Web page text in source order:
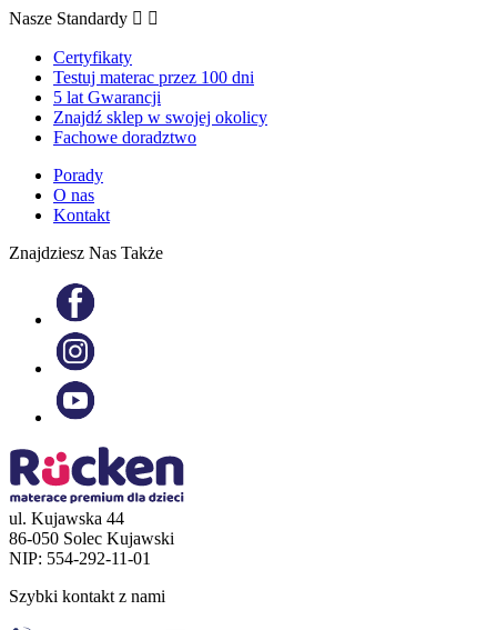
Nasze Standardy  
Certyfikaty
Testuj materac przez 100 dni
5 lat Gwarancji
Znajdź sklep w swojej okolicy
Fachowe doradztwo
Porady
O nas
Kontakt
Znajdziesz Nas Także
ul. Kujawska 44
86-050 Solec Kujawski
NIP: 554-292-11-01
Szybki kontakt z nami